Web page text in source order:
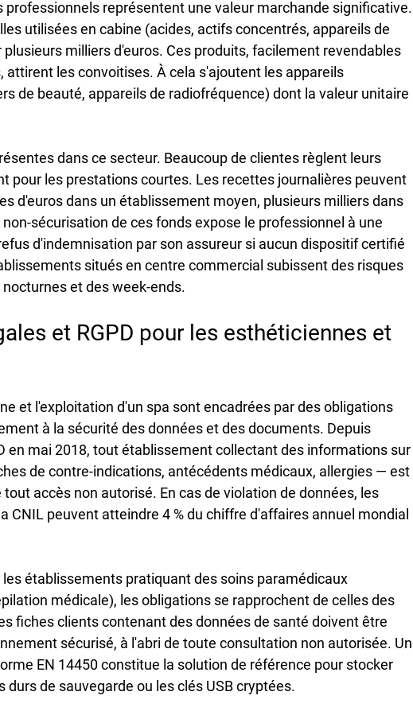
professionnels représentent une valeur marchande significative.
utilisées en cabine (acides, actifs concentrés, appareils de
milliers d'euros. Ces produits, facilement revendables
attirent les convoitises. À cela s'ajoutent les appareils
de beauté, appareils de radiofréquence) dont la valeur unitaire
dans ce secteur. Beaucoup de clientes règlent leurs
pour les prestations courtes. Les recettes journalières peuvent
d'euros dans un établissement moyen, plusieurs milliers dans
sécurisation de ces fonds expose le professionnel à une
d'indemnisation par son assureur si aucun dispositif certifié
situés en centre commercial subissent des risques
et des week-ends.
et RGPD pour les esthéticiennes et
et l'exploitation d'un spa sont encadrées par des obligations
à la sécurité des données et des documents. Depuis
en mai 2018, tout établissement collectant des informations sur
de contre-indications, antécédents médicaux, allergies — est
accès non autorisé. En cas de violation de données, les
CNIL peuvent atteindre 4 % du chiffre d'affaires annuel mondial
établissements pratiquant des soins paramédicaux
médicale), les obligations se rapprochent de celles des
fiches clients contenant des données de santé doivent être
sécurisé, à l'abri de toute consultation non autorisée. Un
EN 14450 constitue la solution de référence pour stocker
durs de sauvegarde ou les clés USB cryptées.